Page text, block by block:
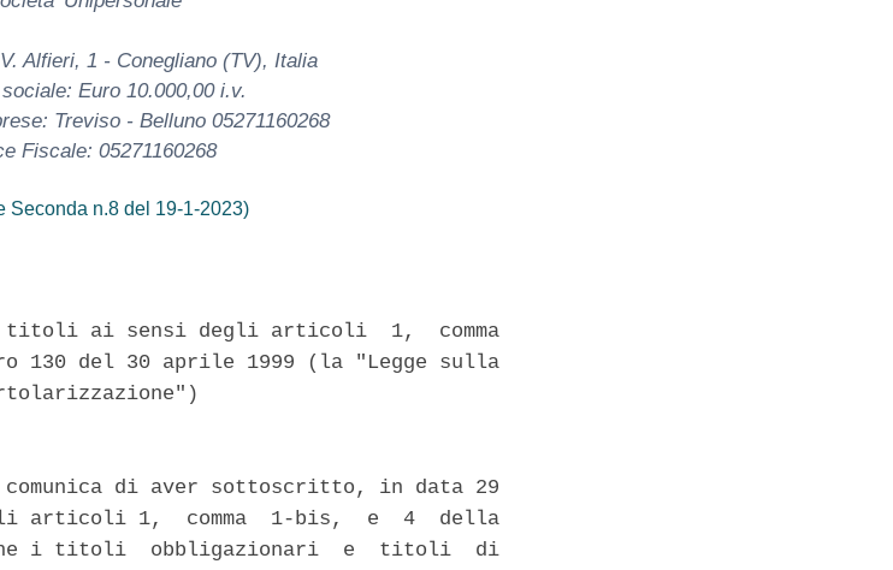
Alfieri, 1 - Conegliano (TV), Italia
Euro 10.000,00 i.v.
Treviso - Belluno 05271160268
Fiscale: 05271160268
Seconda n.8 del 19-1-2023)
titoli ai sensi degli articoli  1,  comma
130 del 30 aprile 1999 (la "Legge sulla
di aver sottoscritto, in data 29
articoli 1,  comma  1-bis,  e  4  della
i titoli  obbligazionari  e  titoli  di